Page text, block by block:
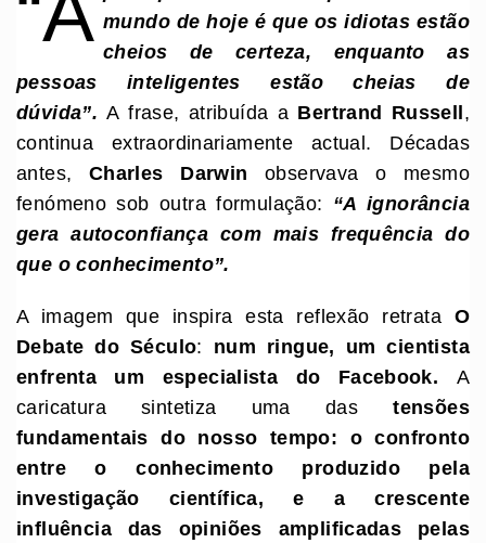
mundo de hoje é que os idiotas estão
cheios de certeza, enquanto as
pessoas inteligentes estão cheias de
dúvida”. A frase, atribuída a Bertrand Russell ,
continua extraordinariamente actual. Décadas
antes, Charles Darwin observava o mesmo
fenómeno sob outra formulação: “A ignorância
gera autoconfiança com mais frequência do
que o conhecimento”.
A imagem que inspira esta reflexão retrata O
Debate do Século: num ringue, um cientista
enfrenta um especialista do Facebook. A
caricatura sintetiza uma dastensões
fundamentais do nosso tempo: o confronto
entre o conhecimento produzido pela
investigação científica, e a crescente
influência das opiniões amplificadas pelas